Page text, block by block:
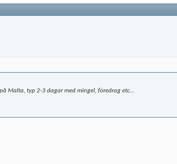
Malta, typ 2-3 dagar med mingel, föredrag etc...